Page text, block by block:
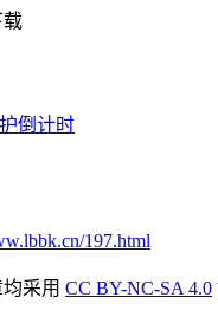
载
倒计时
197.html
采用 CC BY-NC-SA 4.0